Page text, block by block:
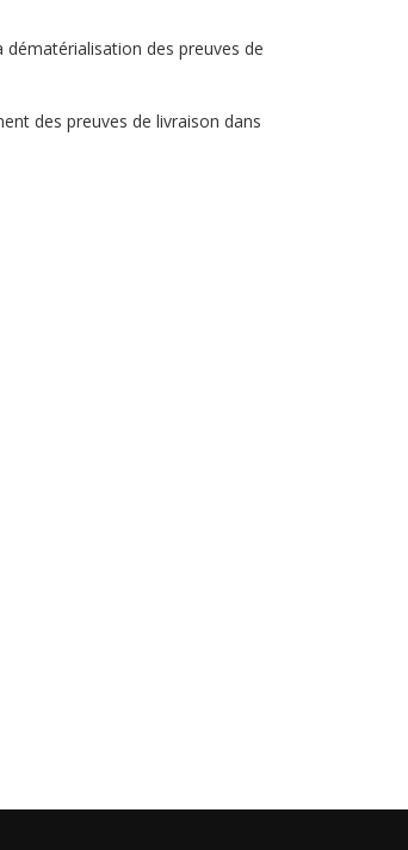
des preuves de
des preuves de livraison dans